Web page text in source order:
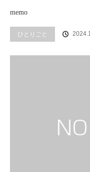
memo
ひとりごと